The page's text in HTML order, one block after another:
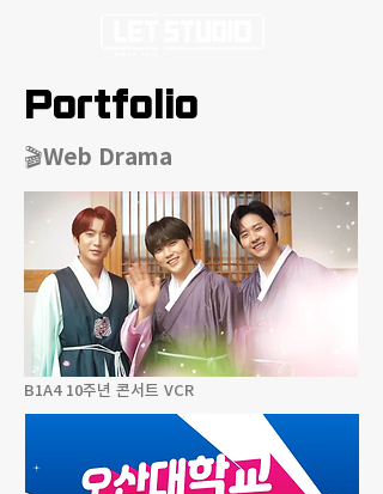
Portfolio
🎬Web Drama
B1A4 10주년 콘서트 VCR